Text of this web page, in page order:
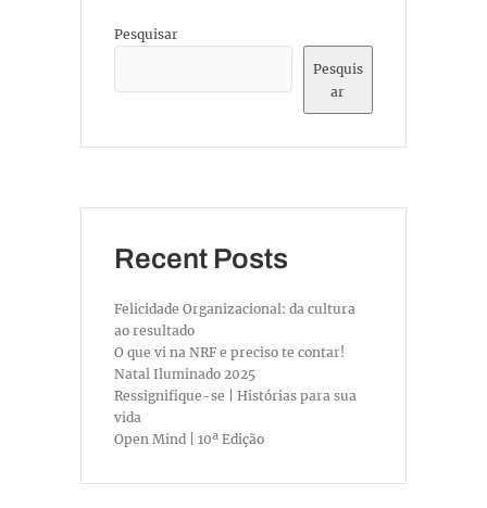
Pesquisar
Pesquis
ar
Recent Posts
Felicidade Organizacional: da cultura
ao resultado
O que vi na NRF e preciso te contar!
Natal Iluminado 2025
Ressignifique-se | Histórias para sua
vida
Open Mind | 10ª Edição